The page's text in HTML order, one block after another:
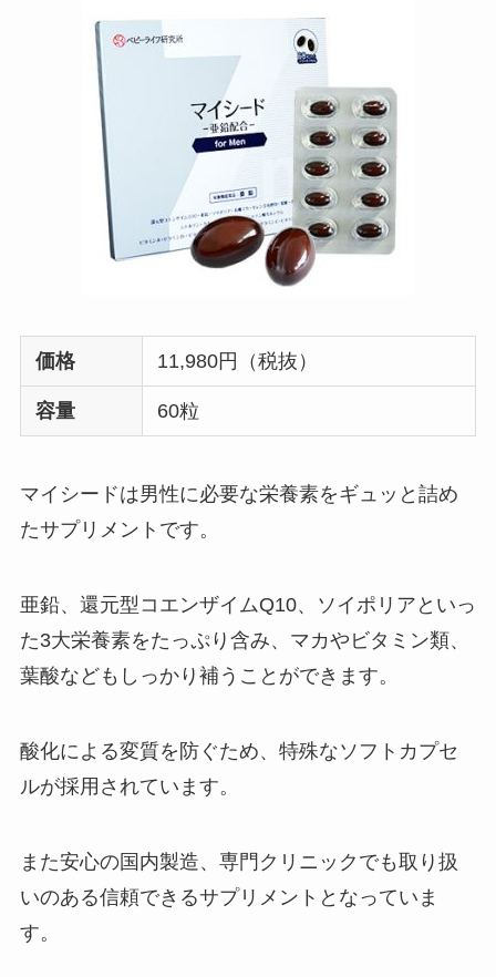
価格 11,980円（税抜）
容量 60粒
マイシードは男性に必要な栄養素をギュッと詰め
たサプリメントです。
亜鉛、還元型コエンザイムQ10、ソイポリアといっ
た3大栄養素をたっぷり含み、マカやビタミン類、
葉酸などもしっかり補うことができます。
酸化による変質を防ぐため、特殊なソフトカプセ
ルが採用されています。
また安心の国内製造、専門クリニックでも取り扱
いのある信頼できるサプリメントとなっていま
す。